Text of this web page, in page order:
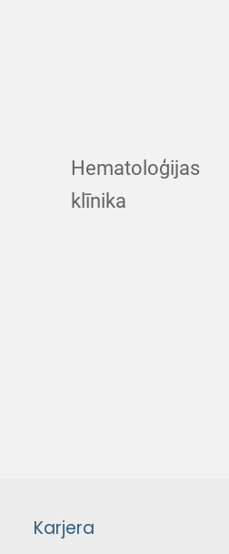
Hematoloģijas
klīnika
Karjera